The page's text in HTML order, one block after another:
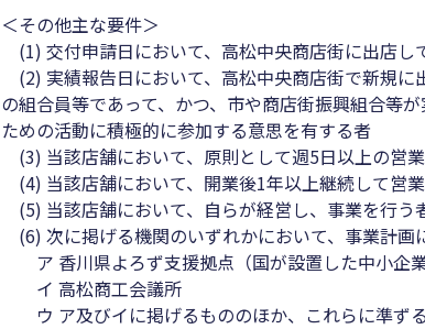
＜その他主な要件＞
(1) 交付申請日において、高松中央商店街に出店し
(2) 実績報告日において、高松中央商店街で新規
の組合員等であって、かつ、市や商店街振興組合等
ための活動に積極的に参加する意思を有する者
(3) 当該店舗において、原則として週5日以上の営
(4) 当該店舗において、開業後1年以上継続して営
(5) 当該店舗において、自らが経営し、事業を行う
(6) 次に掲げる機関のいずれかにおいて、事業計画
ア 香川県よろず支援拠点（国が設置した中小企業
イ 高松商工会議所
ウ ア及びイに掲げるもののほか、これらに準ず